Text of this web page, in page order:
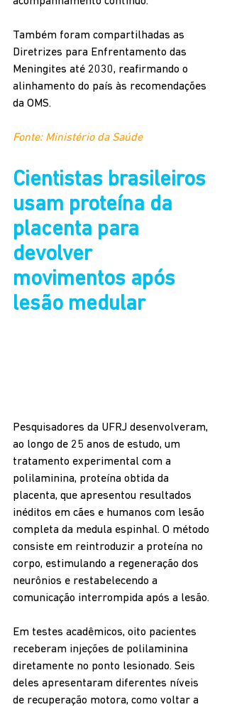
Também foram compartilhadas as
Diretrizes para Enfrentamento das
Meningites até 2030, reafirmando o
alinhamento do país às recomendações
da OMS.
Fonte: Ministério da Saúde
Cientistas brasileiros
usam proteína da
placenta para
devolver
movimentos após
lesão medular
Pesquisadores da UFRJ desenvolveram,
ao longo de 25 anos de estudo, um
tratamento experimental com a
polilaminina, proteína obtida da
placenta, que apresentou resultados
inéditos em cães e humanos com lesão
completa da medula espinhal. O método
consiste em reintroduzir a proteína no
corpo, estimulando a regeneração dos
neurônios e restabelecendo a
comunicação interrompida após a lesão.
Em testes acadêmicos, oito pacientes
receberam injeções de polilaminina
diretamente no ponto lesionado. Seis
deles apresentaram diferentes níveis
de recuperação motora, como voltar a